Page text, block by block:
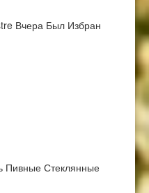
Вчера Был Избран
Пивные Стеклянные